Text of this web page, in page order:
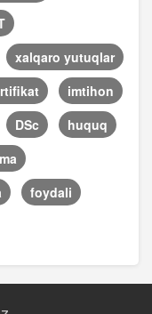
xalqaro yutuqlar
imtihon
DSc
huquq
foydali